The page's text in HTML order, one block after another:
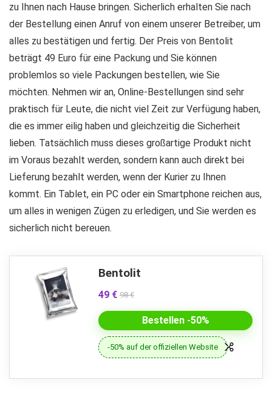
zu Ihnen nach Hause bringen. Sicherlich erhalten Sie nach
der Bestellung einen Anruf von einem unserer Betreiber, um
alles zu bestätigen und fertig. Der Preis von Bentolit
beträgt 49 Euro für eine Packung und Sie können
problemlos so viele Packungen bestellen, wie Sie
möchten. Nehmen wir an, Online-Bestellungen sind sehr
praktisch für Leute, die nicht viel Zeit zur Verfügung haben,
die es immer eilig haben und gleichzeitig die Sicherheit
lieben. Tatsächlich muss dieses großartige Produkt nicht
im Voraus bezahlt werden, sondern kann auch direkt bei
Lieferung bezahlt werden, wenn der Kurier zu Ihnen
kommt. Ein Tablet, ein PC oder ein Smartphone reichen aus,
um alles in wenigen Zügen zu erledigen, und Sie werden es
sicherlich nicht bereuen.
Bentolit
49 € 98 €
Bestellen -50%
-50% auf der offiziellen Website